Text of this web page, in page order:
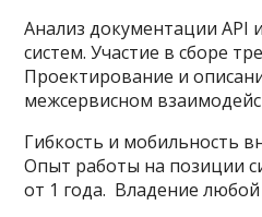
Анализ документации API
систем. Участие в сборе
Проектирование и
межсервисном
Гибкость и мобильность
Опыт работы на позиции
от 1 года. ​​​​​ Владение любой